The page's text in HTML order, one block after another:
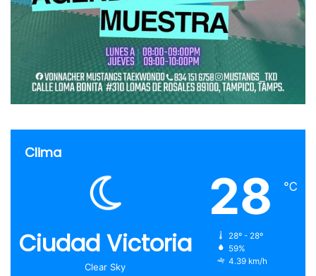
Clima
Ciudad Victoria
Clear Sky
28 ℃
28º - 28º
59%
4.39 km/h